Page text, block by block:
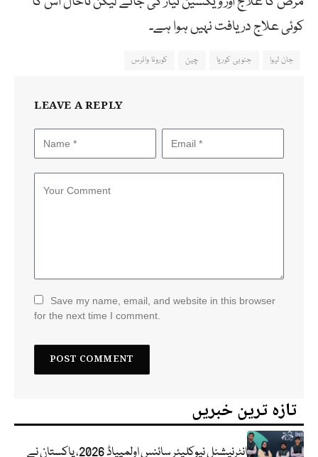
کوئی علاج دریافت نہیں ہوا ہے۔
جان لیوا جنوبی کوریا چین کورونا وائرس
LEAVE A REPLY
Save my name, email, and website in this browser
for the next time I comment.
تازہ ترین خبریں
انٹرنیشنل نیوکلیئر سائنس اولمپیاڈ 2026، پاکستان نے